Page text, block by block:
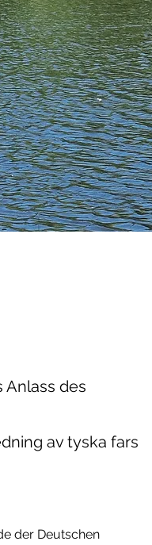
Anlass des
av tyska fars
der Deutschen